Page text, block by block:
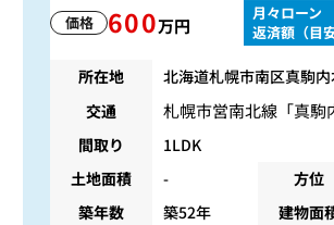
価格 600万円
月々ローン
返済額（目安
所在地
北海道札幌市南区真駒
交通
札幌市営南北線 「真駒
間取り
1LDK
土地面積
- 方位
築年数
築52年 建物面